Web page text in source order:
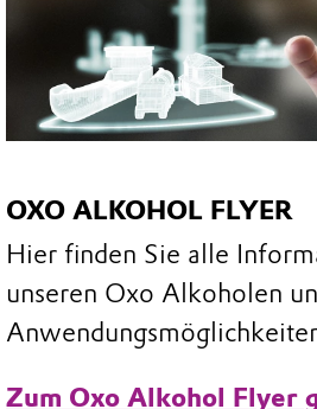
OXO ALKOHOL FLYER
Hier finden Sie alle
unseren Oxo Alkoholen
Zum Oxo Alkohol Flyer